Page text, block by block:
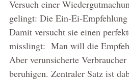
Versuch einer
gelingt: Die Ein-Ei-
Damit versucht sie einen
misslingt: Man will die
Aber verunsicherte
beruhigen. Zentraler Satz ist